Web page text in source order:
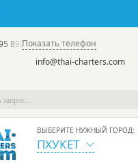
892 7646(rus/eng) | в России:
Показать телефон
info@thai-charters.com
ВЫБЕРИТЕ НУЖНЫЙ ГОРОД:
ПХУКЕТ